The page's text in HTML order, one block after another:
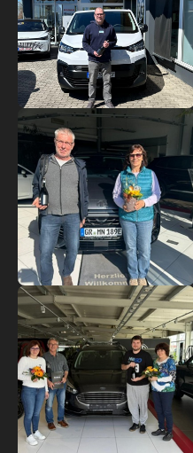
Show larger version
Show larger version